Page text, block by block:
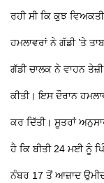
ਰਹੀ ਸੀ ਕਿ ਕੁਝ
ਹਮਲਾਵਰਾਂ ਨੇ ਗੱਡੀ ’ਤੇ
ਗੱਡੀ ਚਾਲਕ ਨੇ ਵਾਹਨ
ਕੀਤੀ। ਇਸ ਦੌਰਾਨ
ਕਰ ਦਿੱਤੀ। ਸੂਤਰਾਂ
ਹੈ ਕਿ ਬੀਤੀ 24 ਮਈ ਨੂੰ
ਨੰਬਰ 17 ਤੋਂ ਆਜ਼ਾਦ